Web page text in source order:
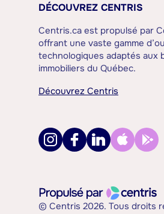
DÉCOUVREZ CENTRIS
Centris.ca est propulsé par
offrant une vaste gamme
technologiques adaptés aux
immobiliers du Québec.
Découvrez Centris
© Centris 2026. Tous droits